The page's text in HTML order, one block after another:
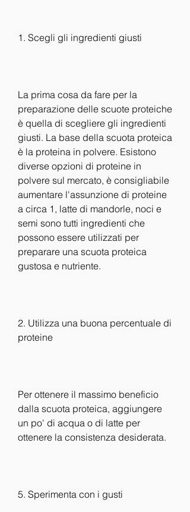
1. Scegli gli ingredienti giusti
La prima cosa da fare per la
preparazione delle scuote proteiche
è quella di scegliere gli ingredienti
giusti. La base della scuota proteica
è la proteina in polvere. Esistono
diverse opzioni di proteine in
polvere sul mercato, è consigliabile
aumentare l'assunzione di proteine
a circa 1, latte di mandorle, noci e
semi sono tutti ingredienti che
possono essere utilizzati per
preparare una scuota proteica
gustosa e nutriente.
2. Utilizza una buona percentuale di
proteine
Per ottenere il massimo beneficio
dalla scuota proteica, aggiungere
un po' di acqua o di latte per
ottenere la consistenza desiderata.
5. Sperimenta con i gusti